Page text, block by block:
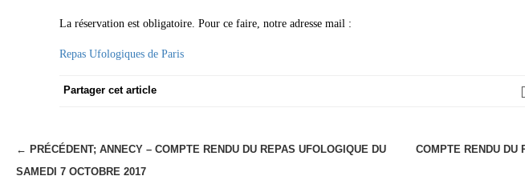
La réservation est obligatoire. Pour ce faire, notre adresse mail :
Repas Ufologiques de Paris
Partager cet article
N
a
← PRÉCÉDENT; ANNECY – COMPTE RENDU DU REPAS UFOLOGIQUE DU
SAMEDI 7 OCTOBRE 2017
COMPTE RENDU DU